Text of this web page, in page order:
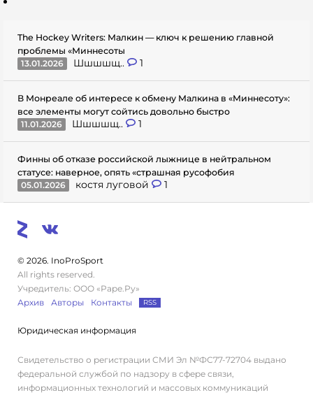
The Hockey Writers: Малкин — ключ к решению главной
проблемы «Миннесоты
13.01.2026
Шшшшщ.. 1
В Монреале об интересе к обмену Малкина в «Миннесоту»:
все элементы могут сойтись довольно быстро
11.01.2026
Шшшшщ.. 1
Финны об отказе российской лыжнице в нейтральном
статусе: наверное, опять «страшная русофобия
05.01.2026
костя луговой 1
© 2026. InoProSport
All rights reserved.
Учредитель: ООО «Раре.Ру»
Архив
Авторы Контакты RSS
Юридическая информация
Свидетельство о регистрации СМИ Эл №ФС77-72704 выдано
федеральной службой по надзору в сфере связи,
информационных технологий и массовых коммуникаций